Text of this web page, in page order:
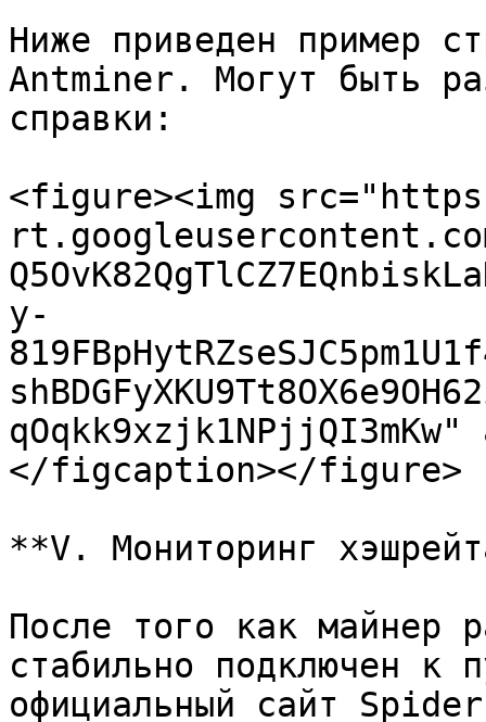
Ниже приведен пример
Antminer. Могут быть
справки:
<figure><img
y-
</figcaption></figure>
**V. Мониторинг
После того как майнер
стабильно подключен к
официальный сайт